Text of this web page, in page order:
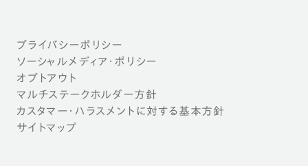
プライバシーポリシー
ソーシャルメディア・ポリシー
オプトアウト
マルチステークホルダー方針
カスタマー・ハラスメントに対する基本方針
サイトマップ